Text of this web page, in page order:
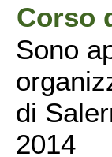
Corso
Sono
di
2014